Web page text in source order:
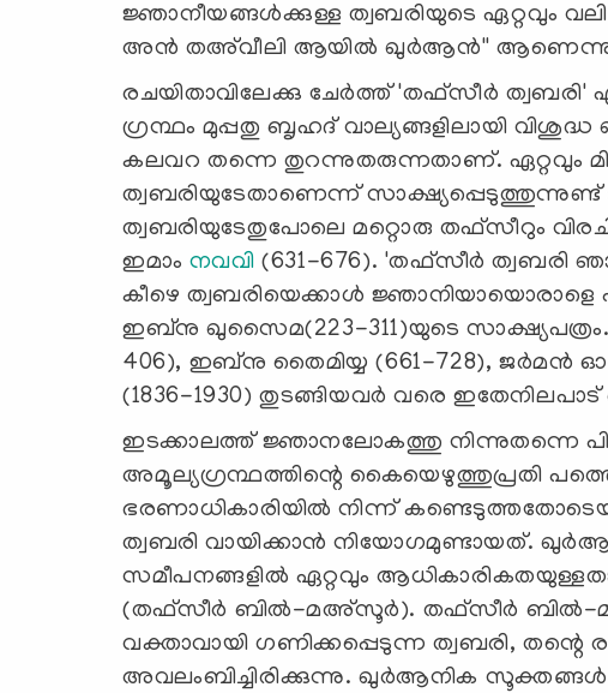
ജ്ഞാനീയങ്ങള്‍ക്കുള്ള ത്വബരിയുടെ ഏറ്റവും
അന്‍ തഅ്‌വീലി ആയില്‍ ഖുര്‍ആന്‍'' ആണെന്നു
രചയിതാവിലേക്കു ചേര്‍ത്ത് 'തഫ്‌സീര്‍ ത്വബരി'
ഗ്രന്ഥം മുപ്പതു ബൃഹദ് വാല്യങ്ങളിലായി
കലവറ തന്നെ തുറന്നുതരുന്നതാണ്. ഏറ്റവും
ത്വബരിയുടേതാണെന്ന് സാക്ഷ്യപ്പെടുത്തുന്നുണ്ട്
ത്വബരിയുടേതുപോലെ മറ്റൊരു തഫ്‌സീറും
ഇമാം നവവി (631-676). 'തഫ്‌സീര്‍ ത്വബരി
കീഴെ ത്വബരിയെക്കാള്‍ ജ്ഞാനിയായൊരാളെ
ഇബ്‌നു ഖുസൈമ(223-311)യുടെ
406), ഇബ്‌നു തൈമിയ്യ (661-728), ജര്‍മന്‍
(1836-1930) തുടങ്ങിയവര്‍ വരെ
ഇടക്കാലത്ത് ജ്ഞാനലോകത്തു നിന്നുതന്നെ
അമൂല്യഗ്രന്ഥത്തിന്റെ കൈയെഴുത്തുപ്രതി
ഭരണാധികാരിയില്‍ നിന്ന്
ത്വബരി വായിക്കാന്‍ നിയോഗമുണ്ടായത്.
സമീപനങ്ങളില്‍ ഏറ്റവും
(തഫ്‌സീര്‍ ബില്‍-മഅ്‌സൂര്‍). തഫ്‌സീര്‍ ബില്‍-
വക്താവായി ഗണിക്കപ്പെടുന്ന ത്വബരി, തന്റെ
അവലംബിച്ചിരിക്കുന്നു. ഖുര്‍ആനിക